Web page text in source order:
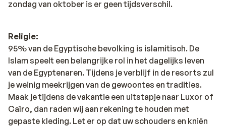
zondag van oktober is er geen tijdsverschil.
Religie:
95% van de Egyptische bevolking is islamitisch. De
Islam speelt een belangrijke rol in het dagelijks leven
van de Egyptenaren. Tijdens je verblijf in de resorts zul
je weinig meekrijgen van de gewoontes en tradities.
Maak je tijdens de vakantie een uitstapje naar Luxor of
Caïro, dan raden wij aan rekening te houden met
gepaste kleding. Let er op dat uw schouders en kniën